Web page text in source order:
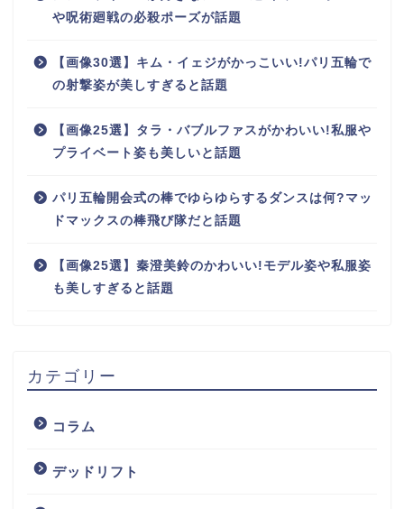
や呪術廻戦の必殺ポーズが話題
【画像30選】キム・イェジがかっこいい!パリ五輪で
の射撃姿が美しすぎると話題
【画像25選】タラ・バブルファスがかわいい!私服や
プライベート姿も美しいと話題
パリ五輪開会式の棒でゆらゆらするダンスは何?マッ
ドマックスの棒飛び隊だと話題
【画像25選】秦澄美鈴のかわいい!モデル姿や私服姿
も美しすぎると話題
カテゴリー
コラム
デッドリフト